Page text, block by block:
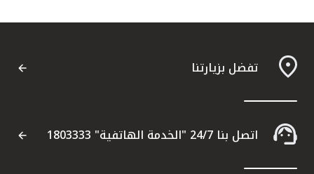
تفضل بزيارتنا
اتصل بنا 24/7 "الخدمة الهاتفية" 1803333